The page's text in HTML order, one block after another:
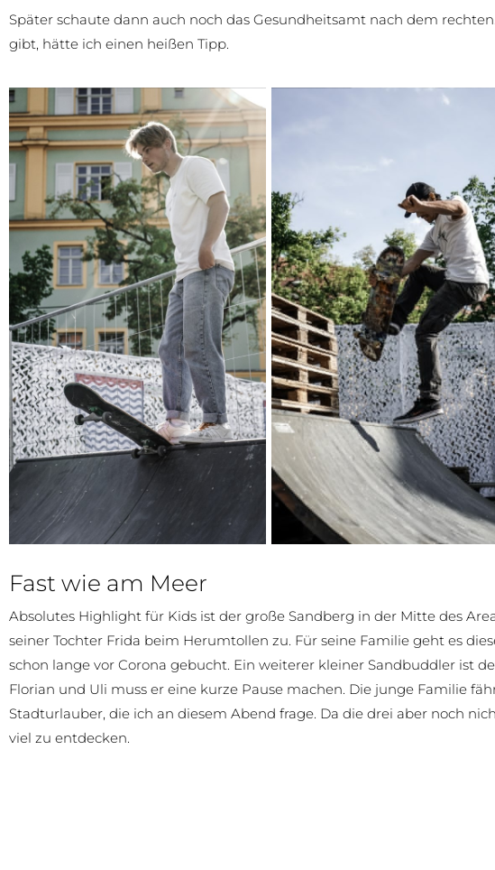
Später schaute dann auch noch das Gesundheitsamt nach dem
gibt, hätte ich einen heißen Tipp.
Fast wie am Meer
Absolutes Highlight für Kids ist der große Sandberg in der Mitte des
seiner Tochter Frida beim Herumtollen zu. Für seine Familie geht es
schon lange vor Corona gebucht. Ein weiterer kleiner Sandbuddler ist
Florian und Uli muss er eine kurze Pause machen. Die junge Familie
Stadturlauber, die ich an diesem Abend frage. Da die drei aber noch
viel zu entdecken.